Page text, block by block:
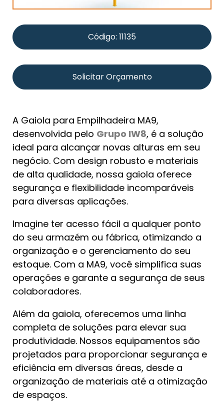
Código: 11135
Solicitar Orçamento
A Gaiola para Empilhadeira MA9,
desenvolvida pelo Grupo IW8, é a solução
ideal para alcançar novas alturas em seu
negócio. Com design robusto e materiais
de alta qualidade, nossa gaiola oferece
segurança e flexibilidade incomparáveis
para diversas aplicações.
Imagine ter acesso fácil a qualquer ponto
do seu armazém ou fábrica, otimizando a
organização e o gerenciamento do seu
estoque. Com a MA9, você simplifica suas
operações e garante a segurança de seus
colaboradores.
Além da gaiola, oferecemos uma linha
completa de soluções para elevar sua
produtividade. Nossos equipamentos são
projetados para proporcionar segurança e
eficiência em diversas áreas, desde a
organização de materiais até a otimização
de espaços.